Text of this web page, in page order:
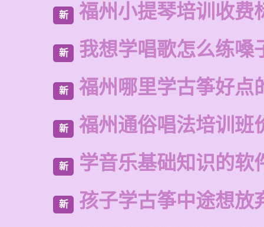
新 福州小提琴培训收费
新 我想学唱歌怎么练嗓
新 福州哪里学古筝好点
新 福州通俗唱法培训班
新 学音乐基础知识的软
新 孩子学古筝中途想放